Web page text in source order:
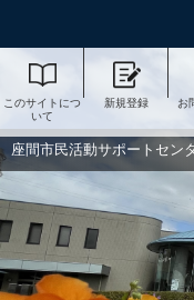
このサイトにつ
いて
新規登録 お
座間市民活動サポートセ